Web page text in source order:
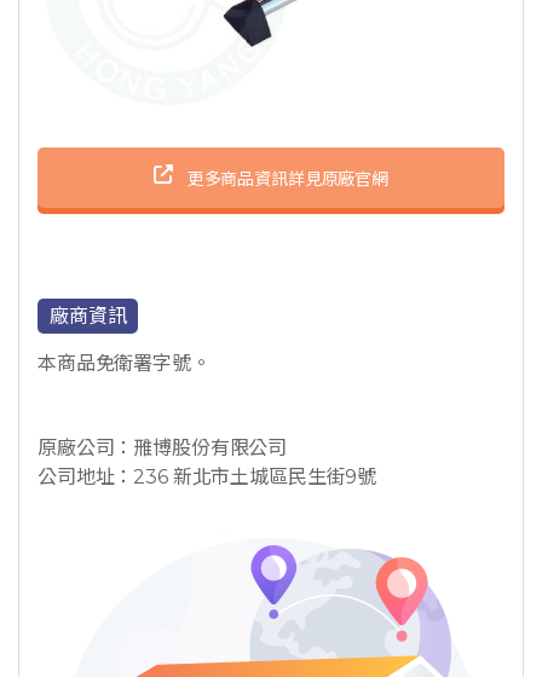
更多商品資訊詳見原廠官網
廠商資訊
本商品免衛署字號。
原廠公司：雃博股份有限公司
公司地址：236 新北市土城區民生街9號